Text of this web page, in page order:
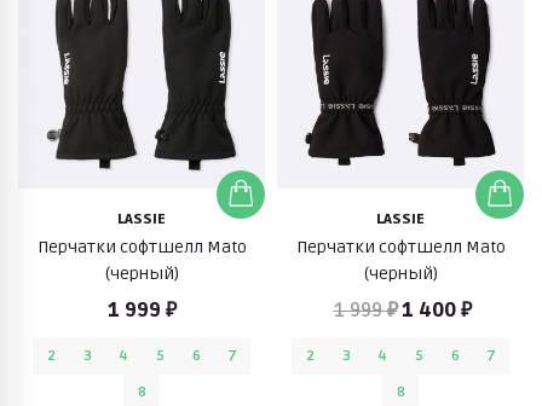
LASSIE
Перчатки софтшелл Mato
(черный)
1 999 ₽
2 3 4 5 6
7
8
LASSIE
Перчатки софтшелл Mato
(черный)
1 999 ₽1 400 ₽
2 3 4 5 6
7
8